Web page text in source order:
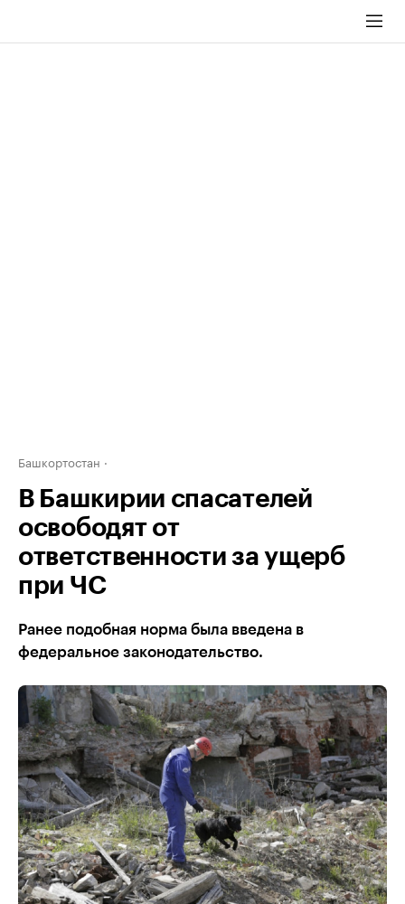
Башкортостан
В Башкирии спасателей
освободят от
ответственности за ущерб
при ЧС
Ранее подобная норма была введена в
федеральное законодательство.